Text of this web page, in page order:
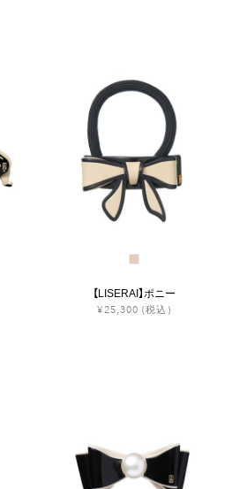
【LISERAI】ポニー
¥25,300 (税込)